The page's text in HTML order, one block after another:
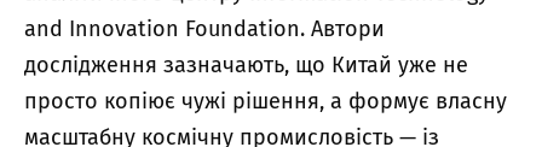
and Innovation Foundation. Автори
дослідження зазначають, що Китай уже не
просто копіює чужі рішення, а формує власну
масштабну космічну промисловість — із